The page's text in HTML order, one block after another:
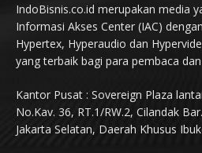
IndoBisnis.co.id merupakan media
Informasi Akses Center (IAC)
Hypertex, Hyperaudio dan
yang terbaik bagi para pembaca
Kantor Pusat : Sovereign Plaza
No.Kav. 36, RT.1/RW.2, Cilandak
Jakarta Selatan, Daerah Khusus